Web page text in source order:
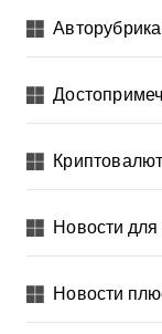
Авторубрика
Новости
Новости